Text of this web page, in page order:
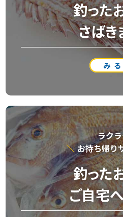
釣った
さばき
みる
ラク
お持ち帰り
釣った
ご自宅